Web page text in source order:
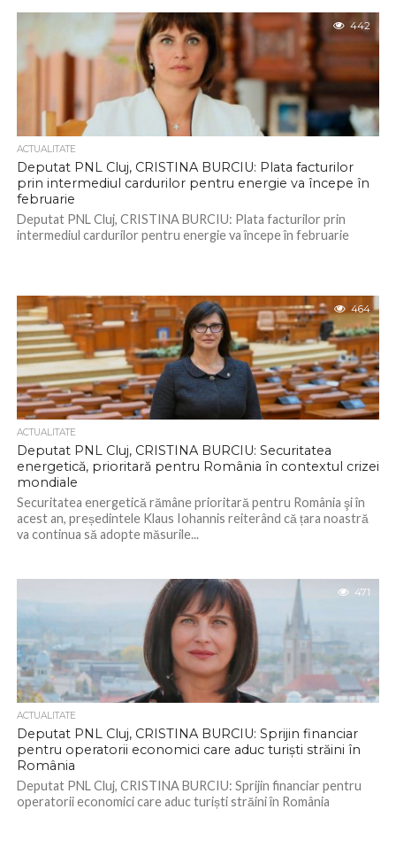
442
ACTUALITATE
Deputat PNL Cluj, CRISTINA BURCIU: Plata facturilor
prin intermediul cardurilor pentru energie va începe în
februarie
Deputat PNL Cluj, CRISTINA BURCIU: Plata facturilor prin
intermediul cardurilor pentru energie va începe în februarie
464
ACTUALITATE
Deputat PNL Cluj, CRISTINA BURCIU: Securitatea
energetică, prioritară pentru România în contextul crizei
mondiale
Securitatea energetică rămâne prioritară pentru România şi în
acest an, președintele Klaus Iohannis reiterând că țara noastră
va continua să adopte măsurile...
471
ACTUALITATE
Deputat PNL Cluj, CRISTINA BURCIU: Sprijin financiar
pentru operatorii economici care aduc turiști străini în
România
Deputat PNL Cluj, CRISTINA BURCIU: Sprijin financiar pentru
operatorii economici care aduc turiști străini în România